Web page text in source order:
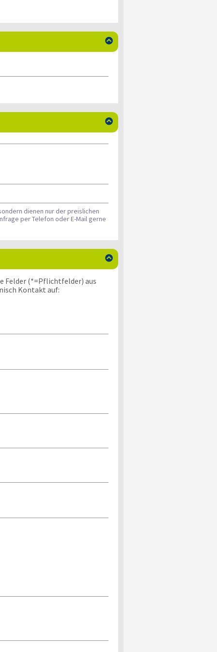


dienen nur der preislichen
per Telefon oder E-Mail gerne

Felder (*=Pflichtfelder) aus
Kontakt auf: